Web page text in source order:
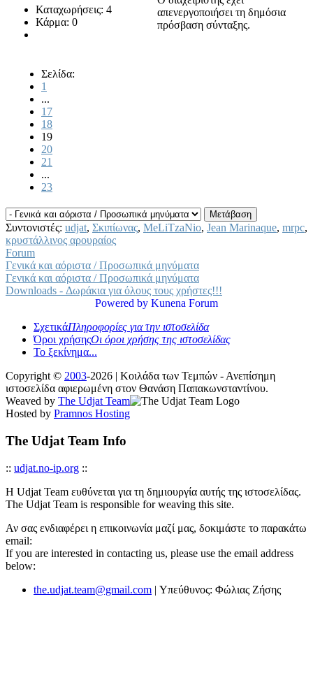
Καταχωρήσεις: 4
Κάρμα: 0
απενεργοποιήσει τη δημόσια
πρόσβαση σύνταξης.
Σελίδα:
1
...
17
18
19
20
21
...
23
Συντονιστές: udjat, Σκιπίωνας, MeLiTzaNio, Jean Marinaque, mrpc,
κρυστάλλινος αρουραίος
Forum
Γενικά και αόριστα / Προσωπικά μηνύματα
Γενικά και αόριστα / Προσωπικά μηνύματα
Downloads - Δωράκια για όλους τους χρήστες!!!
Powered by Kunena Forum
ΣχετικάΠληροφορίες για την ιστοσελίδα
Όροι χρήσηςΟι όροι χρήσης της ιστοσελίδας
Το ξεκίνημα...
Copyright © 2003-2026 | Κοιλάδα των Τεμπών - Ανεπίσημη
ιστοσελίδα αφιερωμένη στον Θανάση Παπακωνσταντίνου.
Weaved by The Udjat Team
Hosted by Pramnos Hosting
The Udjat Team Info
:: udjat.no-ip.org ::
Η Udjat Team ευθύνεται για τη δημιουργία αυτής της ιστοσελίδας.
The Udjat Team is responsible for weaving this site.
Αν σας ενδιαφέρει η επικοινωνία μαζί μας, δοκιμάστε το παρακάτω
email:
If you are interested in contacting us, please use the email address
below:
the.udjat.team@gmail.com | Υπεύθυνος: Φώλιας Ζήσης